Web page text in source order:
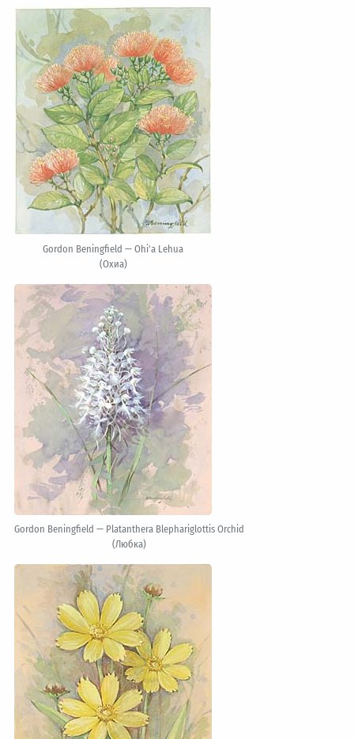
Gordon Beningfield — Ohi'a Lehua
(Охиа)
Gordon Beningfield — Platanthera Blephariglottis Orchid
(Любка)